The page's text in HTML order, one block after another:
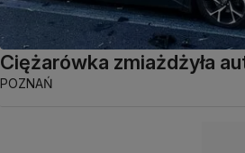
Ciężarówka zmiażdżyła
POZNAŃ